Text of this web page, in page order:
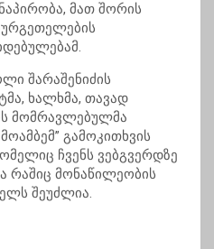
მათ შორის
შარაშენიძის
ხალხმა, თავად
მომრავლებულმა
გამოკითხვის
ჩვენს ვებგვერდზე
რაშიც მონაწილეობის
შეუძლია.